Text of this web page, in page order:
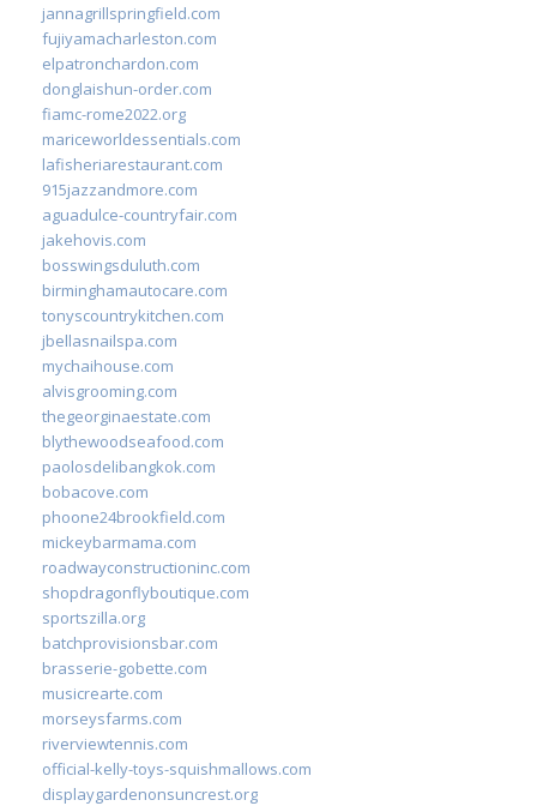
jannagrillspringfield.com
fujiyamacharleston.com
elpatronchardon.com
donglaishun-order.com
fiamc-rome2022.org
mariceworldessentials.com
lafisheriarestaurant.com
915jazzandmore.com
aguadulce-countryfair.com
jakehovis.com
bosswingsduluth.com
birminghamautocare.com
tonyscountrykitchen.com
jbellasnailspa.com
mychaihouse.com
alvisgrooming.com
thegeorginaestate.com
blythewoodseafood.com
paolosdelibangkok.com
bobacove.com
phoone24brookfield.com
mickeybarmama.com
roadwayconstructioninc.com
shopdragonflyboutique.com
sportszilla.org
batchprovisionsbar.com
brasserie-gobette.com
musicrearte.com
morseysfarms.com
riverviewtennis.com
official-kelly-toys-squishmallows.com
displaygardenonsuncrest.org